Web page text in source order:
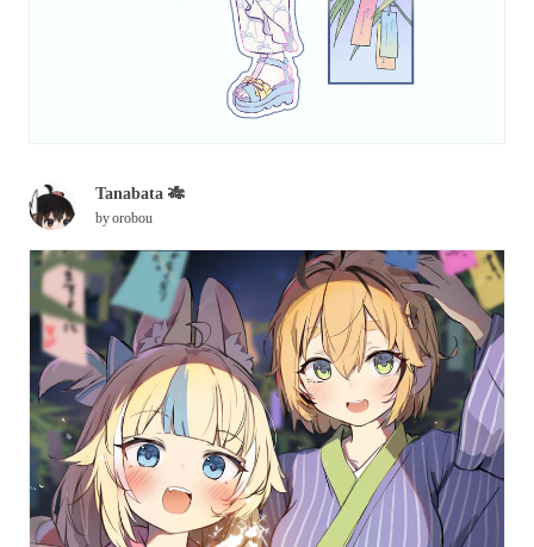
Tanabata 🎋
byorobou